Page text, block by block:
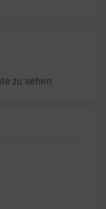
zu sehen.